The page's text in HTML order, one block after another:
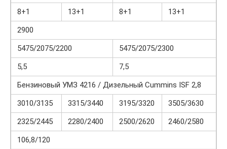
8+1
13+1 8+1
13+1
2900
5475/2075/2200
5475/2075/2300
5,5
7,5
Бензиновый УМЗ 4216 / Дизельный Cummins ISF 2,8
3010/3135
3315/3440 3195/3320
3505/3630
2325/2445
2280/2400 2500/2620
2460/2580
106,8/120